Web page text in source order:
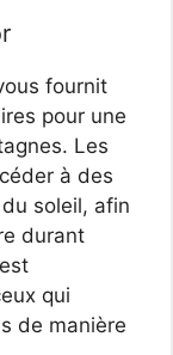
fournit
pour une
Les
à des
soleil, afin
durant
qui
de manière